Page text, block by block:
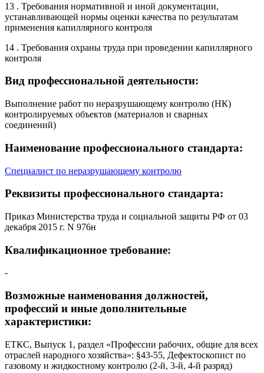
13 . Требования нормативной и иной документации,
устанавливающей нормы оценки качества по результатам
применения капиллярного контроля
14 . Требования охраны труда при проведении капиллярного
контроля
Вид профессиональной деятельности:
Выполнение работ по неразрушающему контролю (НК)
контролируемых объектов (материалов и сварных
соединений)
Наименование профессионального стандарта:
Специалист по неразрушающему контролю
Реквизиты профессионального стандарта:
Приказ Министерства труда и социальной защиты РФ от 03
декабря 2015 г. N 976н
Квалификационное требование:
-
Возможные наименования должностей,
профессий и иные дополнительные
характеристики:
ЕТКС, Выпуск 1, раздел «Профессии рабочих, общие для всех
отраслей народного хозяйства»: §43-55, Дефектоскопист по
газовому и жидкостному контролю (2-й, 3-й, 4-й разряд)